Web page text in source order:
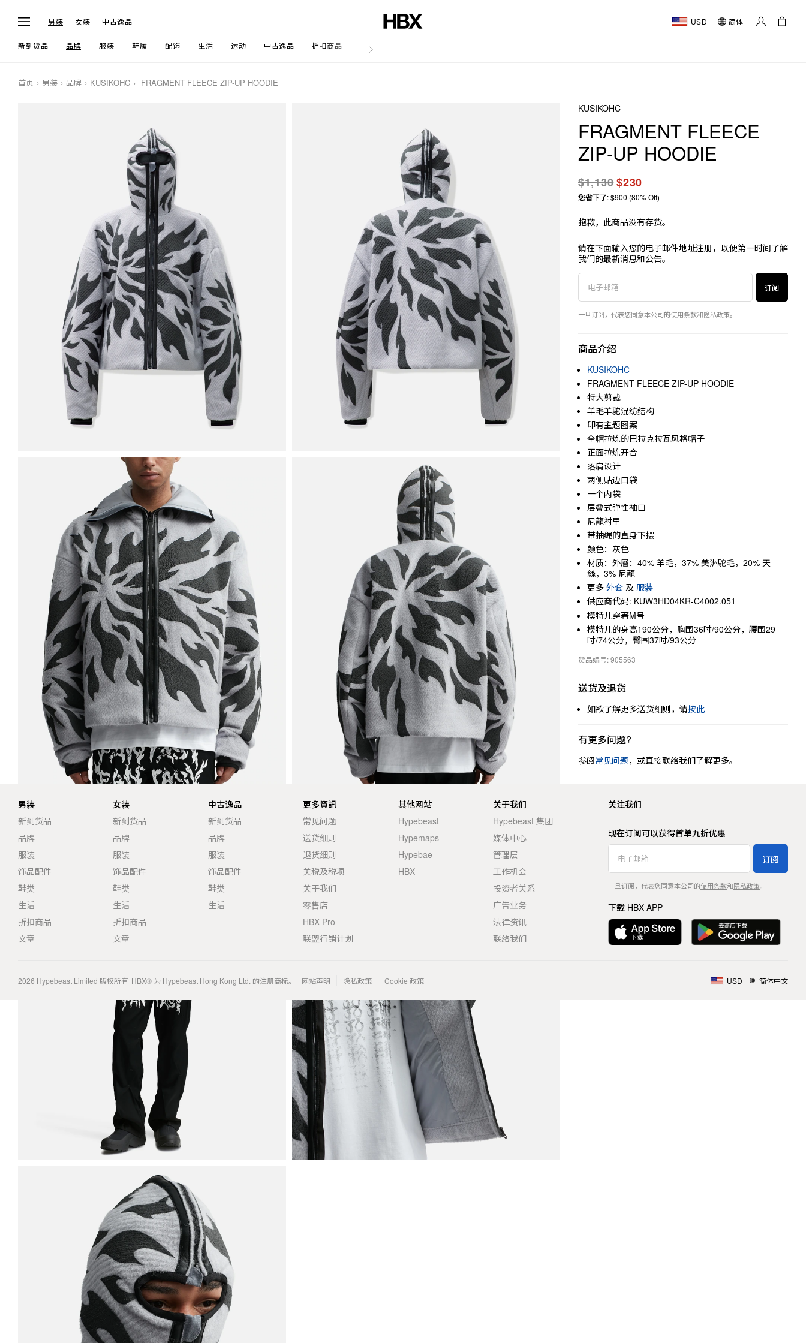
男装 女装 中古逸品 USD 简体
新到货品 品牌 服装 鞋履 配饰 生活 运动 中古逸品 折扣商品 文章
首页 男装 品牌 KUSIKOHC FRAGMENT FLEECE ZIP-UP HOODIE
KUSIKOHC
FRAGMENT FLEECE
ZIP-UP HOODIE
$1,130$230
您省下了: $900 (80% Off)
抱歉，此商品没有存货。
请在下面输入您的电子邮件地址注册，以便第一时间了解
我们的最新消息和公告。
订阅
一旦订阅，代表您同意本公司的使用条款和隐私政策。
商品介绍
KUSIKOHC
FRAGMENT FLEECE ZIP-UP HOODIE
特大剪裁
羊毛羊驼混纺结构
印有主题图案
全帽拉炼的巴拉克拉瓦风格帽子
正面拉炼开合
落肩设计
两侧贴边口袋
一个内袋
层叠式弹性袖口
尼龍衬里
带抽绳的直身下摆
颜色：灰色
材质：外層：40% 羊毛，37% 美洲駝毛，20% 天
絲，3% 尼龍
更多 外套 及 服装
供应商代码: KUW3HD04KR-C4002.051
模特儿穿著M号
模特儿的身高190公分，胸围36吋/90公分，腰围29
吋/74公分，臀围37吋/93公分
货品编号: 905563
送货及退货
如欲了解更多送货细则，请按此
有更多问题?
参阅常见问题，或直接联络我们了解更多。
男装
新到货品
品牌
服装
饰品配件
鞋类
生活
折扣商品
文章
女装
新到货品
品牌
服装
饰品配件
鞋类
生活
折扣商品
文章
中古逸品
新到货品
品牌
服装
饰品配件
鞋类
生活
更多資訊
常见问题
送货细则
退货细则
关税及税项
关于我们
零售店
HBX Pro
联盟行销计划
其他网站
Hypebeast
Hypemaps
Hypebae
HBX
关于我们
Hypebeast 集团
媒体中心
管理层
工作机会
投资者关系
广告业务
法律资讯
联络我们
关注我们
现在订阅可以获得首单九折优惠
订阅
一旦订阅，代表您同意本公司的使用条款和隐私政策。
下载 HBX APP
2026 Hypebeast Limited 版权所有 HBX® 为 Hypebeast Hong Kong Ltd. 的注册商标。 网站声明 隐私政策 Cookie 政策 USD 简体中文